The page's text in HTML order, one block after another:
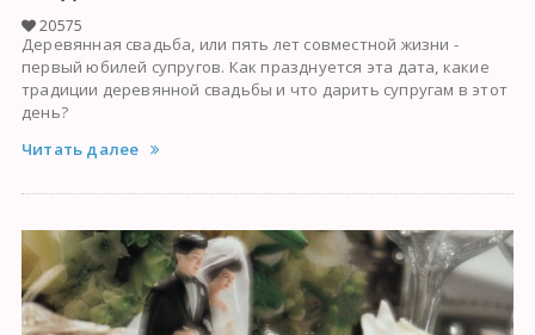
20575
Деревянная свадьба, или пять лет совместной жизни -
первый юбилей супругов. Как празднуется эта дата, какие
традиции деревянной свадьбы и что дарить супругам в этот
день?
Читать далее